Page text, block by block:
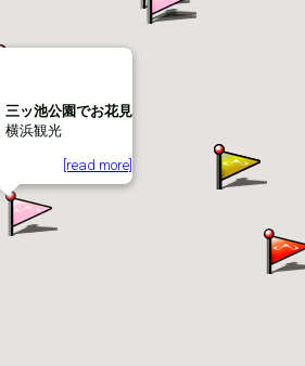
三ッ池公園でお花見
横浜観光
[read more]